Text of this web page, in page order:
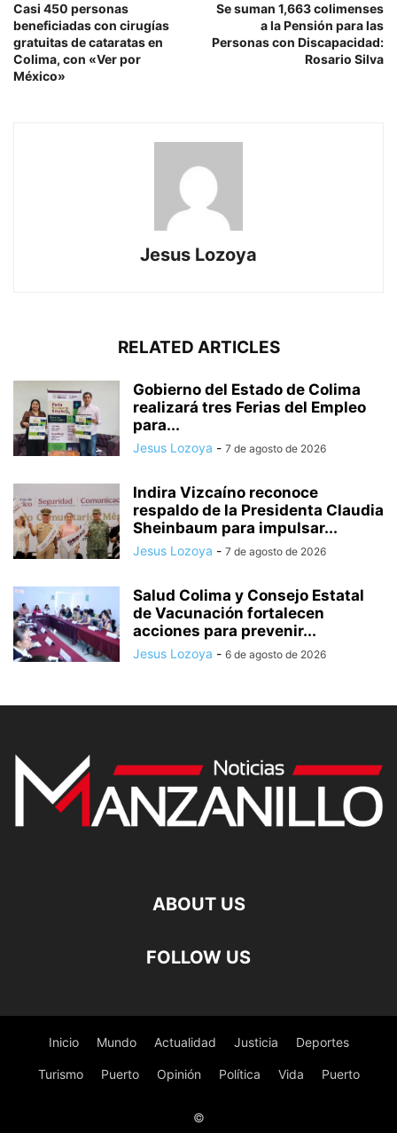
Casi 450 personas
beneficiadas con cirugías
gratuitas de cataratas en
Colima, con «Ver por
México»
Se suman 1,663 colimenses
a la Pensión para las
Personas con Discapacidad:
Rosario Silva
Jesus Lozoya
RELATED ARTICLES
Gobierno del Estado de Colima
realizará tres Ferias del Empleo
para...
Jesus Lozoya - 7 de agosto de 2026
Indira Vizcaíno reconoce
respaldo de la Presidenta Claudia
Sheinbaum para impulsar...
Jesus Lozoya - 7 de agosto de 2026
Salud Colima y Consejo Estatal
de Vacunación fortalecen
acciones para prevenir...
Jesus Lozoya - 6 de agosto de 2026
ABOUT US
FOLLOW US
Inicio Mundo Actualidad Justicia Deportes
Turismo Puerto Opinión Política Vida Puerto
©